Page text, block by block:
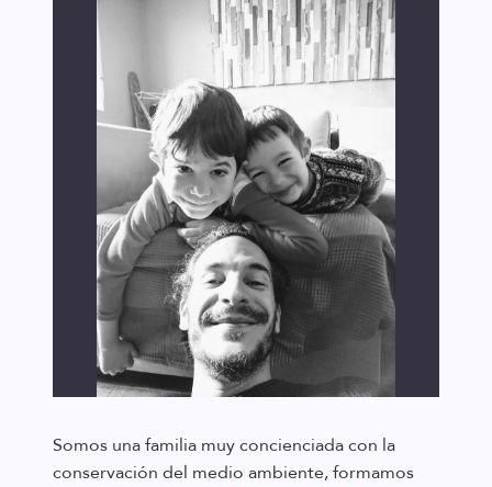
Somos una familia muy concienciada con la
conservación del medio ambiente, formamos